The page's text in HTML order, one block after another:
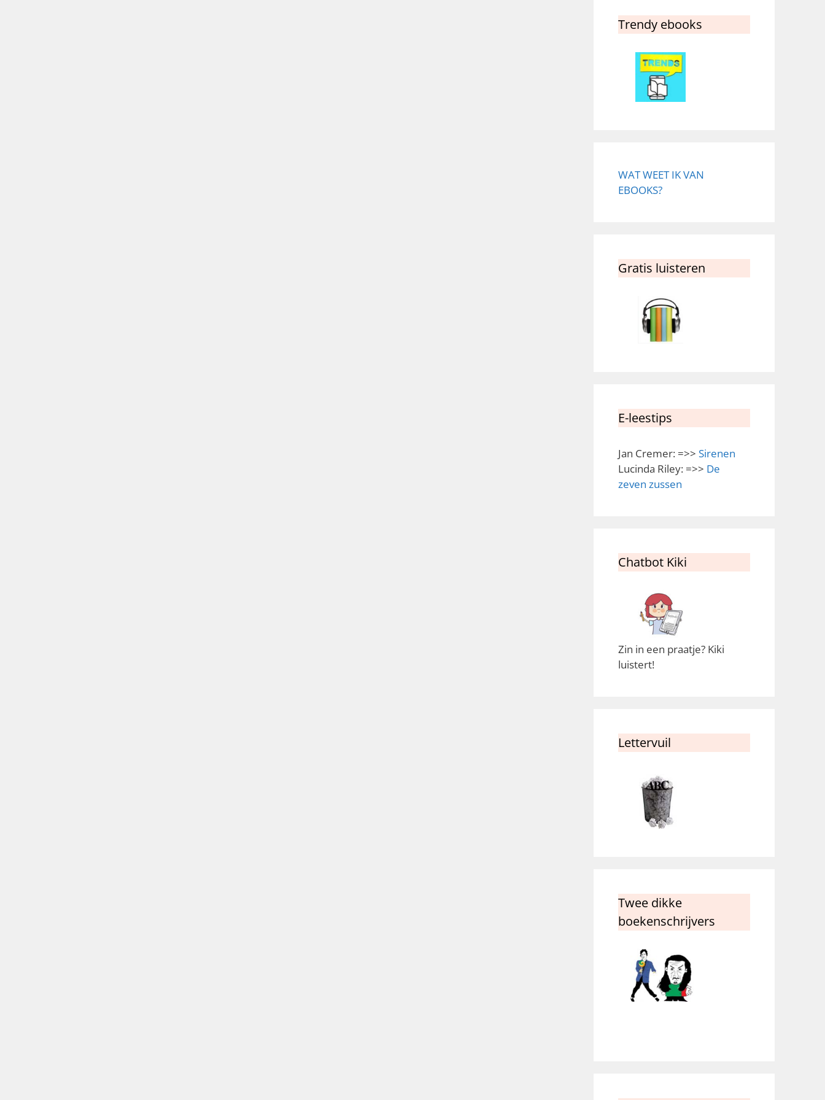
Trendy ebooks
WAT WEET IK VAN
EBOOKS?
Gratis luisteren
E-leestips
Jan Cremer: =>> Sirenen
Lucinda Riley: =>> De
zeven zussen
Chatbot Kiki
Zin in een praatje? Kiki
luistert!
Lettervuil
Twee dikke
boekenschrijvers